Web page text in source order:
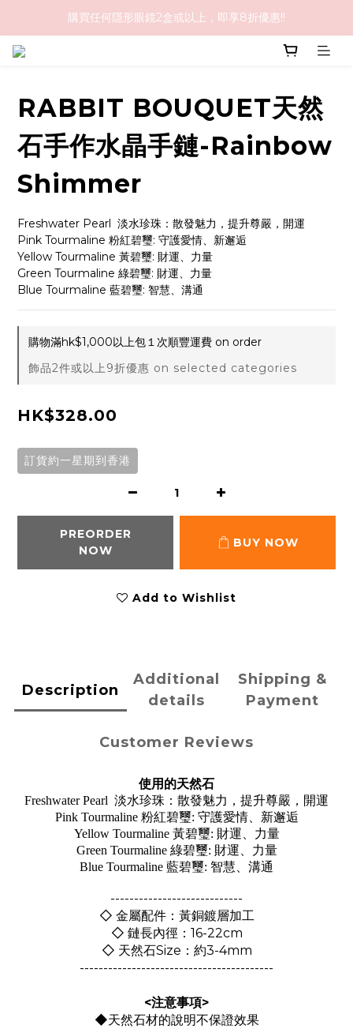
購物滿HK$1,000免順豐運費
購買任何隱形眼鏡2盒或以上，即享8折優惠!!
RABBIT BOUQUET天然
石手作水晶手鏈-Rainbow
Shimmer
Freshwater Pearl  淡水珍珠：散發魅力，提升尊嚴，開運
Pink Tourmaline 粉紅碧璽: 守護愛情、新邂逅
Yellow Tourmaline 黃碧璽: 財運、力量
Green Tourmaline 綠碧璽: 財運、力量
Blue Tourmaline 藍碧璽: 智慧、溝通
購物滿hk$1,000以上包１次順豐運費 on order
飾品2件或以上9折優惠 on selected categories
HK$328.00
訂貨約一星期到香港
PREORDER
NOW
BUY NOW
Add to Wishlist
Description
Additional
details
Shipping &
Payment
Customer Reviews
使用的天然石
Freshwater Pearl 淡水珍珠：散發魅力，提升尊嚴，開運
Pink Tourmaline 粉紅碧璽: 守護愛情、新邂逅
Yellow Tourmaline 黃碧璽: 財運、力量
Green Tourmaline 綠碧璽: 財運、力量
Blue Tourmaline 藍碧璽: 智慧、溝通
----------------------------
◇ 金屬配件：黃銅鍍層加工
◇ 鏈長內徑：16-22cm
◇ 天然石Size：約3-4mm
-----------------------------------------
<注意事項>
◆天然石材的說明不保證效果